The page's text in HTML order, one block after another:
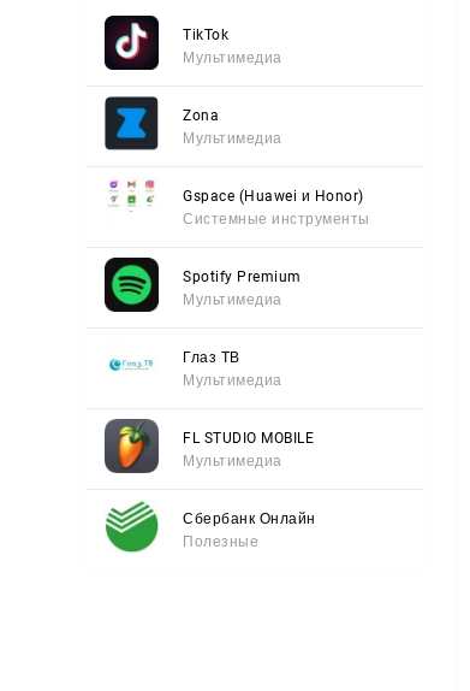
TikTok
Мультимедиа
Zona
Мультимедиа
Gspace (Huawei и Honor)
Системные инструменты
Spotify Premium
Мультимедиа
Глаз ТВ
Мультимедиа
FL STUDIO MOBILE
Мультимедиа
Сбербанк Онлайн
Полезные